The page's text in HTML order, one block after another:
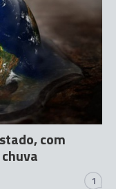
com
1